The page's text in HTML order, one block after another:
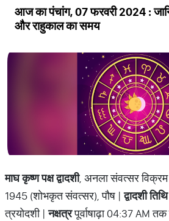
आज का पंचांग, 07 फरवरी 2024 :
और राहुकाल का समय
माघ कृष्ण पक्ष द्वादशी, अनला संवत्सर
1945 (शोभकृत संवत्सर), पौष |द्वादशी तिथि
त्रयोदशी |नक्षत्रपूर्वाषाढ़ा 04:37 AM तक